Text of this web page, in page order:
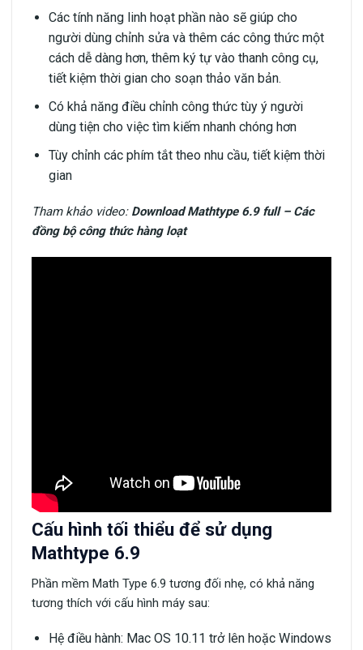
Các tính năng linh hoạt phần nào sẽ giúp cho
người dùng chỉnh sửa và thêm các công thức một
cách dễ dàng hơn, thêm ký tự vào thanh công cụ,
tiết kiệm thời gian cho soạn thảo văn bản.
Có khả năng điều chỉnh công thức tùy ý người
dùng tiện cho việc tìm kiếm nhanh chóng hơn
Tùy chỉnh các phím tắt theo nhu cầu, tiết kiệm thời
gian
Tham khảo video: Download Mathtype 6.9 full – Các
đồng bộ công thức hàng loạt
Cấu hình tối thiểu để sử dụng
Mathtype 6.9
Phần mềm Math Type 6.9 tương đối nhẹ, có khả năng
tương thích với cấu hình máy sau:
Hệ điều hành: Mac OS 10.11 trở lên hoặc Windows